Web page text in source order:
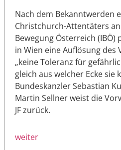
Nach dem Bekanntwerden
Christchurch-Attentäters
Bewegung Österreich (IBÖ)
in Wien eine Auflösung des
„keine Toleranz für
gleich aus welcher Ecke sie
Bundeskanzler Sebastian
Martin Sellner weist die
JF zurück.
weiter